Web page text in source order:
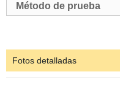
Método de prueba
Fotos detalladas